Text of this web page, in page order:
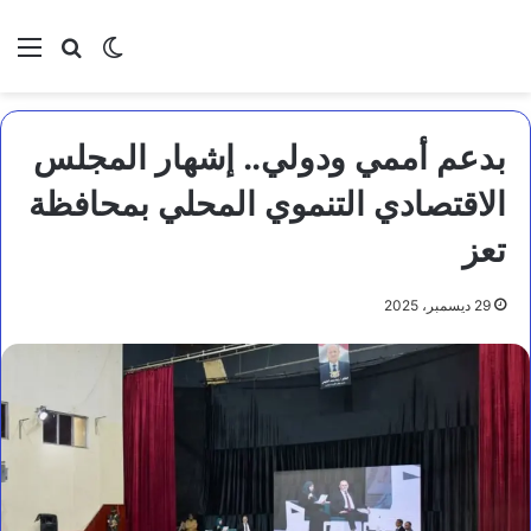
بحثالوضع
بدعم أممي ودولي.. إشهار المجلس
الاقتصادي التنموي المحلي بمحافظة
تعز
29 ديسمبر، 2025